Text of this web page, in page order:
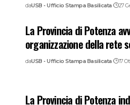
daUSB - Ufficio Stampa Basilicata 27
La Provincia di Potenza
organizzazione della rete
daUSB - Ufficio Stampa Basilicata 17
La Provincia di Potenza